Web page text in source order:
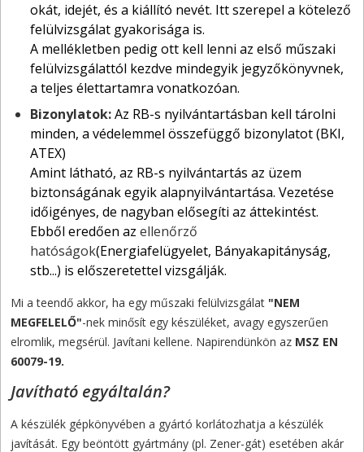
okát, idejét, és a kiállító nevét. Itt szerepel a kötelező
felülvizsgálat gyakorisága is.
A mellékletben pedig ott kell lenni az első műszaki
felülvizsgálattól kezdve mindegyik jegyzőkönyvnek,
a teljes élettartamra vonatkozóan.
Bizonylatok:Az RB-s nyilvántartásban kell tárolni
minden, a védelemmel összefüggő bizonylatot (BKI,
ATEX)
Amint látható, az RB-s nyilvántartás az üzem
biztonságának egyik alapnyilvántartása. Vezetése
időigényes, de nagyban elősegíti az áttekintést.
Ebből eredően az ellenőrző
hatóságok(Energiafelügyelet, Bányakapitányság,
stb...) is előszeretettel vizsgálják.
Mi a teendő akkor, ha egy műszaki felülvizsgálat "NEM
MEGFELELŐ"-nek minősít egy készüléket, avagy egyszerűen
elromlik, megsérül. Javítani kellene. Napirendünkön az MSZ EN
60079-19.
Javítható egyáltalán?
A készülék gépkönyvében a gyártó korlátozhatja a készülék
javítását. Egy beöntött gyártmány (pl. Zener-gát) esetében akár